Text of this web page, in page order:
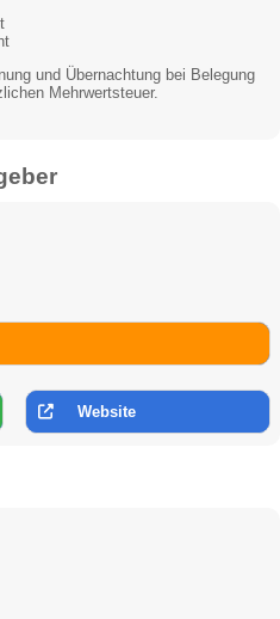
und Übernachtung bei Belegung
Mehrwertsteuer.
Website